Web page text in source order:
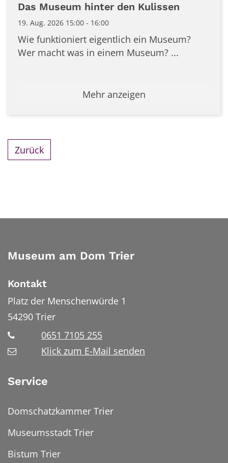
Das Museum hinter den Kulissen
19. Aug. 2026 15:00 - 16:00
Wie funktioniert eigentlich ein Museum?
Wer macht was in einem Museum? ...
Mehr anzeigen
Zurück
Museum am Dom Trier
Kontakt
Platz der Menschenwürde 1
54290 Trier
0651 7105 255
Klick zum E-Mail senden
Service
Domschatzkammer Trier
Museumsstadt Trier
Bistum Trier